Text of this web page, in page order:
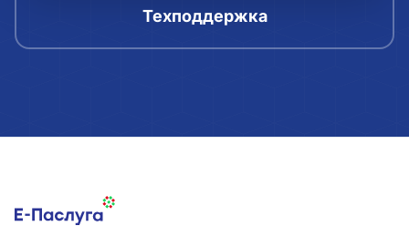
Техподдержка